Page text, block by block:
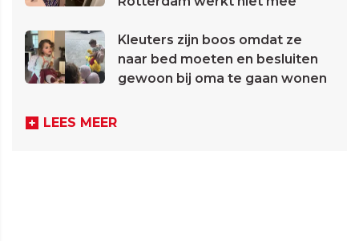
Kleuters zijn boos omdat ze
naar bed moeten en besluiten
gewoon bij oma te gaan wonen
LEES MEER